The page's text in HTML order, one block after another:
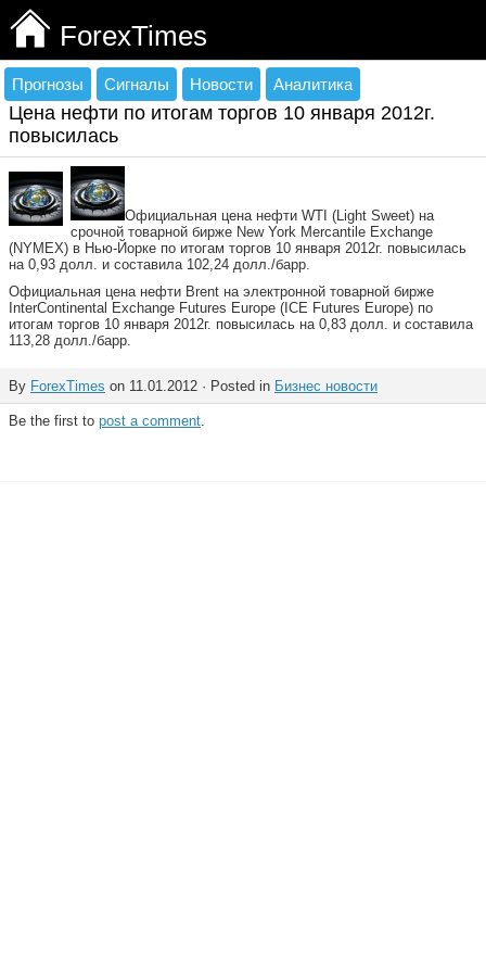
ForexTimes
Прогнозы Сигналы Новости Аналитика
Цена нефти по итогам торгов 10 января 2012г.
повысилась
Официальная цена нефти WTI (Light Sweet) на
срочной товарной бирже New York Mercantile Exchange
(NYMEX) в Нью-Йорке по итогам торгов 10 января 2012г. повысилась
на 0,93 долл. и составила 102,24 долл./барр.
Официальная цена нефти Brent на электронной товарной бирже
InterContinental Exchange Futures Europe (IСE Futures Europe) по
итогам торгов 10 января 2012г. повысилась на 0,83 долл. и составила
113,28 долл./барр.
By ForexTimes on 11.01.2012 · Posted in Бизнес новости
Be the first to post a comment.